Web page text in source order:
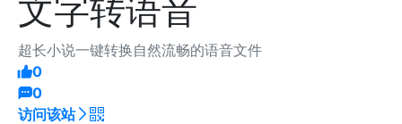
文字转语音
超长小说一键转换自然流畅的语音文件
0
0
访问该站